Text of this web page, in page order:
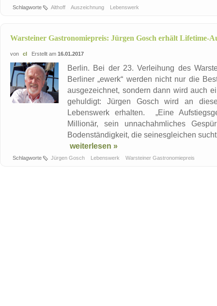
Schlagworte Althoff Auszeichnung Lebenswerk
Warsteiner Gastronomiepreis: Jürgen Gosch erhält Lifetime-
von cl Erstellt am 16.01.2017
Berlin. Bei der 23. Verleihung des
Berliner „ewerk“ werden nicht nur die
ausgezeichnet, sondern dann wird auch
gehuldigt: Jürgen Gosch wird an
Lebenswerk erhalten. „Eine
Millionär, sein unnachahmliches
Bodenständigkeit, die seinesgleichen
weiterlesen »
Schlagworte Jürgen Gosch Lebenswerk Warsteiner Gastronomiepreis